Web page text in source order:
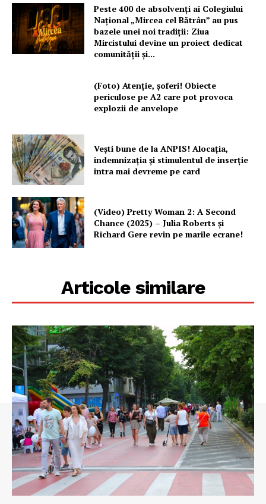
Peste 400 de absolvenți ai Colegiului
Național „Mircea cel Bătrân” au pus
bazele unei noi tradiții: Ziua
Mircistului devine un proiect dedicat
comunității și...
(Foto) Atenție, șoferi! Obiecte
periculose pe A2 care pot provoca
explozii de anvelope
Vești bune de la ANPIS! Alocația,
indemnizația și stimulentul de inserție
intra mai devreme pe card
(Video) Pretty Woman 2: A Second
Chance (2025) – Julia Roberts și
Richard Gere revin pe marile ecrane!
Articole similare